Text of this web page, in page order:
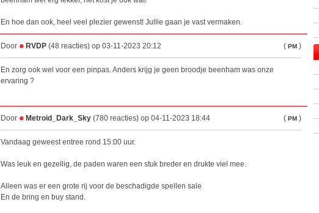
En hoe dan ook, heel veel plezier gewenst! Jullie gaan je vast vermaken.
Door RVDP (48 reacties) op 03-11-2023 20:12 ( PM )
En zorg ook wel voor een pinpas. Anders krijg je geen broodje beenham was onze
ervaring ?
Door Metroid_Dark_Sky (780 reacties) op 04-11-2023 18:44 ( PM )
Vandaag geweest entree rond 15:00 uur.
Was leuk en gezellig, de paden waren een stuk breder en drukte viel mee.
Alleen was er een grote rij voor de beschadigde spellen sale
En de bring en buy stand.